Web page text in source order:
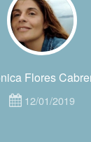
Flores
12/01/2019